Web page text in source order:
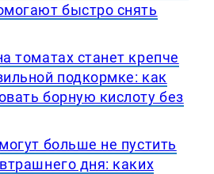
быстро снять
томатах станет крепче
подкормке: как
борную кислоту без
больше не пустить
дня: каких